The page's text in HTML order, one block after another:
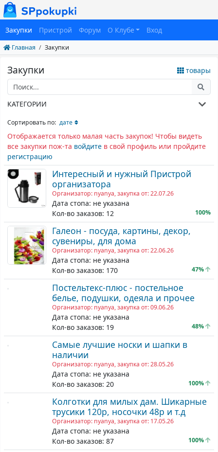
Закупки Пристрой Форум О Клубе Вход
Главная Закупки
Закупки товары
КАТЕГОРИИ
Сортировать по: дате
Отображается только малая часть закупок! Чтобы видеть
все закупки пож-та войдите в свой профиль или пройдите
регистрацию
Интересный и нужный Пристрой
организатора
Организатор: nyanya, закупка от: 22.07.26
Дата стопа: не указана
Кол-во заказов: 12
100%
Галеон - посуда, картины, декор,
сувениры, для дома
Организатор: nyanya, закупка от: 22.06.26
Дата стопа: не указана
Кол-во заказов: 170
47%
Постельтекс-плюс - постельное
белье, подушки, одеяла и прочее
Организатор: nyanya, закупка от: 09.06.26
Дата стопа: не указана
Кол-во заказов: 19
48%
Самые лучшие носки и шапки в
наличии
Организатор: nyanya, закупка от: 28.05.26
Дата стопа: не указана
Кол-во заказов: 20
100%
Колготки для милых дам. Шикарные
трусики 120р, носочки 48р и т.д
Организатор: nyanya, закупка от: 17.05.26
Дата стопа: не указана
Кол-во заказов: 87
100%